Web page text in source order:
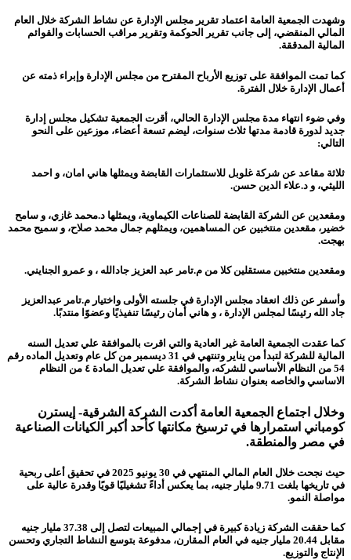
وشهدت الجمعية العامة اعتماد تقرير مجلس الإدارة عن نشاط الشركة خلال العام
المالي المنقضي، إلى جانب تقرير الحوكمة وتقرير مراقب الحسابات والقوائم
المالية المدققة.
كما تمت الموافقة على توزيع الأرباح المقترح من مجلس الإدارة وإبراء ذمته عن
أعمال الإدارة خلال الفترة.
وفي ضوء انتهاء مدة مجلس الإدارة الحالي، أقرت الجمعية تشكيل مجلس إدارة
جديد لدورة قادمة مدتها ثلاث سنوات، ليضم تسعة أعضاء، موزعين على النحو
التالي:
ثلاثة مقاعد عن شركة غلوبل للاستثمارات القابضة ويمثلها هاني امان، و احمد
الليثي، و د.علاء الدين حسن.
ومقعدين عن الشركة القابضة للصناعات الكيماوية، ويمثلها د.محمد غازي، و سامح
خضير ، مقعدين منتخبين عن المساهمين، ويمثلهم جمال محمد صلاح، و سميح محمد
بهجت.
ومقعدين منتخبين مستقلين كلا من م.تامر عبد العزيز جادالله ، و عمرو الجنايني.
وأسفر عن ذلك انعقاد مجلس الإدارة في جلسته الأولى واختيار م.تامر عبدالعزيز
جاد الله رئيسًا لمجلس الإدارة ، و هاني أمان رئيسًا تنفيذيًا وعضوًا منتدبًا.
كما عقدت الجمعية العامة غير العادية والتي اقرت بالموافقة علي تعديل السنه
المالية للشركة لتبدأ من يناير وتنتهي في 31 ديسمبر من كل عام وتعديل الماده رقم
54 من النظام الأساسي للشركه، والموافقة علي تعديل المادة ٤ من النظام
الاساسي والخاصه بعنوان نشاط الشركة.
وخلال اجتماع الجمعية العامة أكدت الشركة الشرقية- إيسترن
كومباني استمرارها في ترسيخ مكانتها كأحد أكبر الكيانات الصناعية
في مصر والمنطقة.
حيث نجحت خلال العام المالي المنتهي في 30 يونيو 2025 في تحقيق أعلى ربحية
في تاريخها بلغت 9.71 مليار جنيه، بما يعكس أداءً تشغيليًا قويًا وقدرة عالية على
مواصلة النمو.
كما حققت الشركة زيادة كبيرة في إجمالي المبيعات لتصل إلى 37.38 مليار جنيه
مقابل 20.44 مليار جنيه في العام المقارن، مدفوعة بتوسع النشاط التجاري وتحسن
الإنتاج والتوزيع.